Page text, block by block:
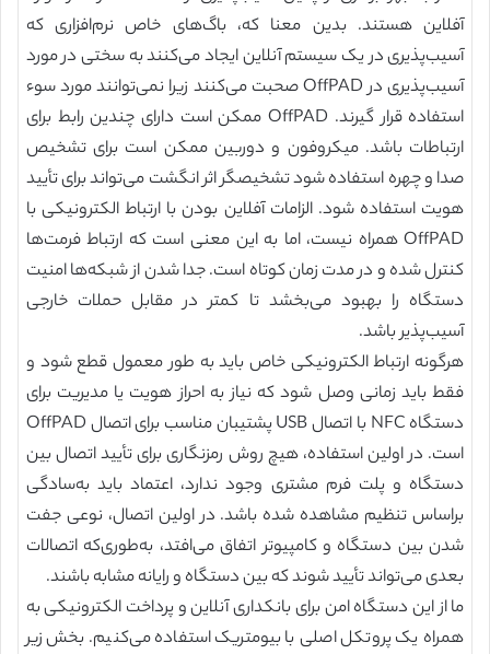
آفلاین هستند. بدین معنا که، باگ‌های خاص نرم‌افزاری که
آسیب‌پذیری در یک سیستم آنلاین ایجاد می‌کنند به سختی در مورد
آسیب‌پذیری در OffPAD صحبت می‌کنند زیرا نمی‌توانند مورد سوء
استفاده قرار گیرند. OffPAD ممکن است دارای چندین رابط برای
ارتباطات باشد. میکروفون و دوربین ممکن است برای تشخیص
صدا و چهره استفاده شود تشخیصگر اثر انگشت می‌تواند برای تأیید
هویت استفاده شود. الزامات آفلاین بودن با ارتباط الکترونیکی با
OffPAD همراه نیست، اما به این معنی است که ارتباط فرمت‌ها
کنترل شده و در مدت زمان کوتاه است. جدا شدن از شبکه‌ها امنیت
دستگاه را بهبود می‌بخشد تا کمتر در مقابل حملات خارجی
آسیب‌پذیر باشد.
هرگونه ارتباط الکترونیکی خاص باید به طور معمول قطع شود و
فقط باید زمانی وصل شود که نیاز به احراز هویت یا مدیریت برای
دستگاه NFC با اتصال USB پشتیبان مناسب برای اتصال OffPAD
است. در اولین استفاده، هیچ روش رمزنگاری برای تأیید اتصال بین
دستگاه و پلت فرم مشتری وجود ندارد، اعتماد باید به‌سادگی
براساس تنظیم مشاهده شده باشد. در اولین اتصال، نوعی جفت
شدن بین دستگاه و کامپیوتر اتفاق می‌افتد، به‌طوری‌که اتصالات
بعدی می‌تواند تأیید شوند که بین دستگاه و رایانه مشابه باشند.
ما از این دستگاه امن برای بانکداری آنلاین و پرداخت الکترونیکی به
همراه یک پروتکل اصلی با بیومتریک استفاده می‌کنیم. بخش زیر